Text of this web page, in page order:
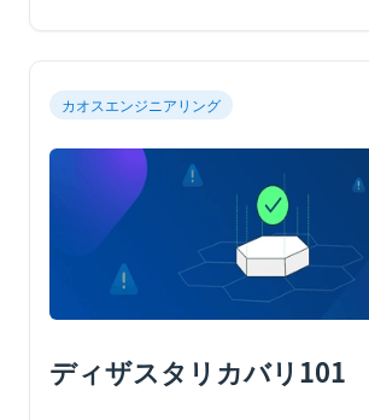
カオスエンジニアリング
ディザスタリカバリ101